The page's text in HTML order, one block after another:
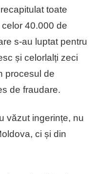
toate
40.000 de
s-au luptat pentru
și celorlalți zeci
procesul de
de fraudare.
văzut ingerințe, nu
ci și din